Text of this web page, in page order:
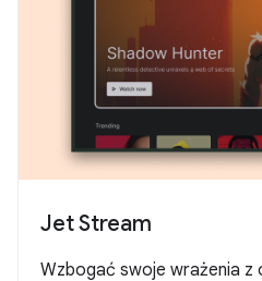
Jet Stream
Wzbogać swoje wrażenia z